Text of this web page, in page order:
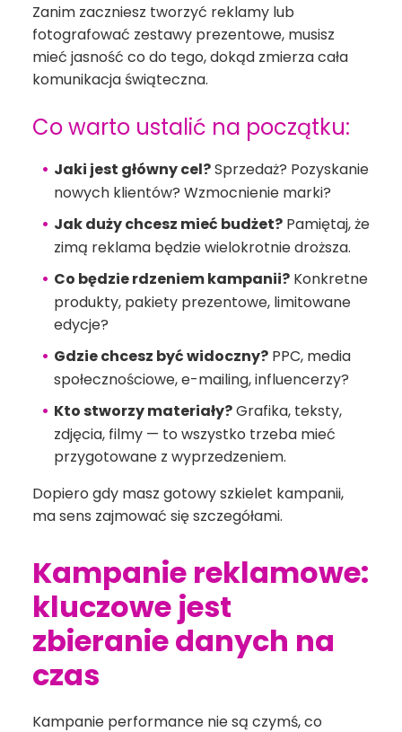
Zanim zaczniesz tworzyć reklamy lub
fotografować zestawy prezentowe, musisz
mieć jasność co do tego, dokąd zmierza cała
komunikacja świąteczna.
Co warto ustalić na początku:
Jaki jest główny cel?Sprzedaż? Pozyskanie
nowych klientów? Wzmocnienie marki?
Jak duży chcesz mieć budżet?Pamiętaj, że
zimą reklama będzie wielokrotnie droższa.
Co będzie rdzeniem kampanii?Konkretne
produkty, pakiety prezentowe, limitowane
edycje?
Gdzie chcesz być widoczny?PPC, media
społecznościowe, e-mailing, influencerzy?
Kto stworzy materiały?Grafika, teksty,
zdjęcia, filmy — to wszystko trzeba mieć
przygotowane z wyprzedzeniem.
Dopiero gdy masz gotowy szkielet kampanii,
ma sens zajmować się szczegółami.
Kampanie reklamowe:
kluczowe jest
zbieranie danych na
czas
Kampanie performance nie są czymś, co